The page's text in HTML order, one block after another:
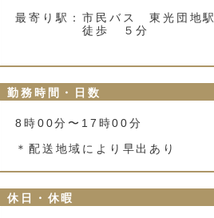
最寄り駅：市民バス 東光団地駅
徒歩 ５分
勤務時間・日数
8時00分〜17時00分
＊配送地域により早出あり
休日・休暇